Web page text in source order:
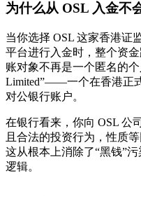
为什么从 OSL 入金不
当你选择 OSL 这家香港证
平台进行入金时，整个资
账对象不再是一个匿名的
Limited”——一个在香港正
对公银行账户。
在银行看来，你向 OSL 公
且合法的投资行为，性质
这从根本上消除了“黑钱”
逻辑。